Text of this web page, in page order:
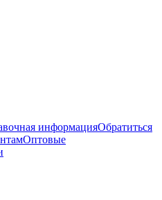
информацияОбратиться
Оптовые